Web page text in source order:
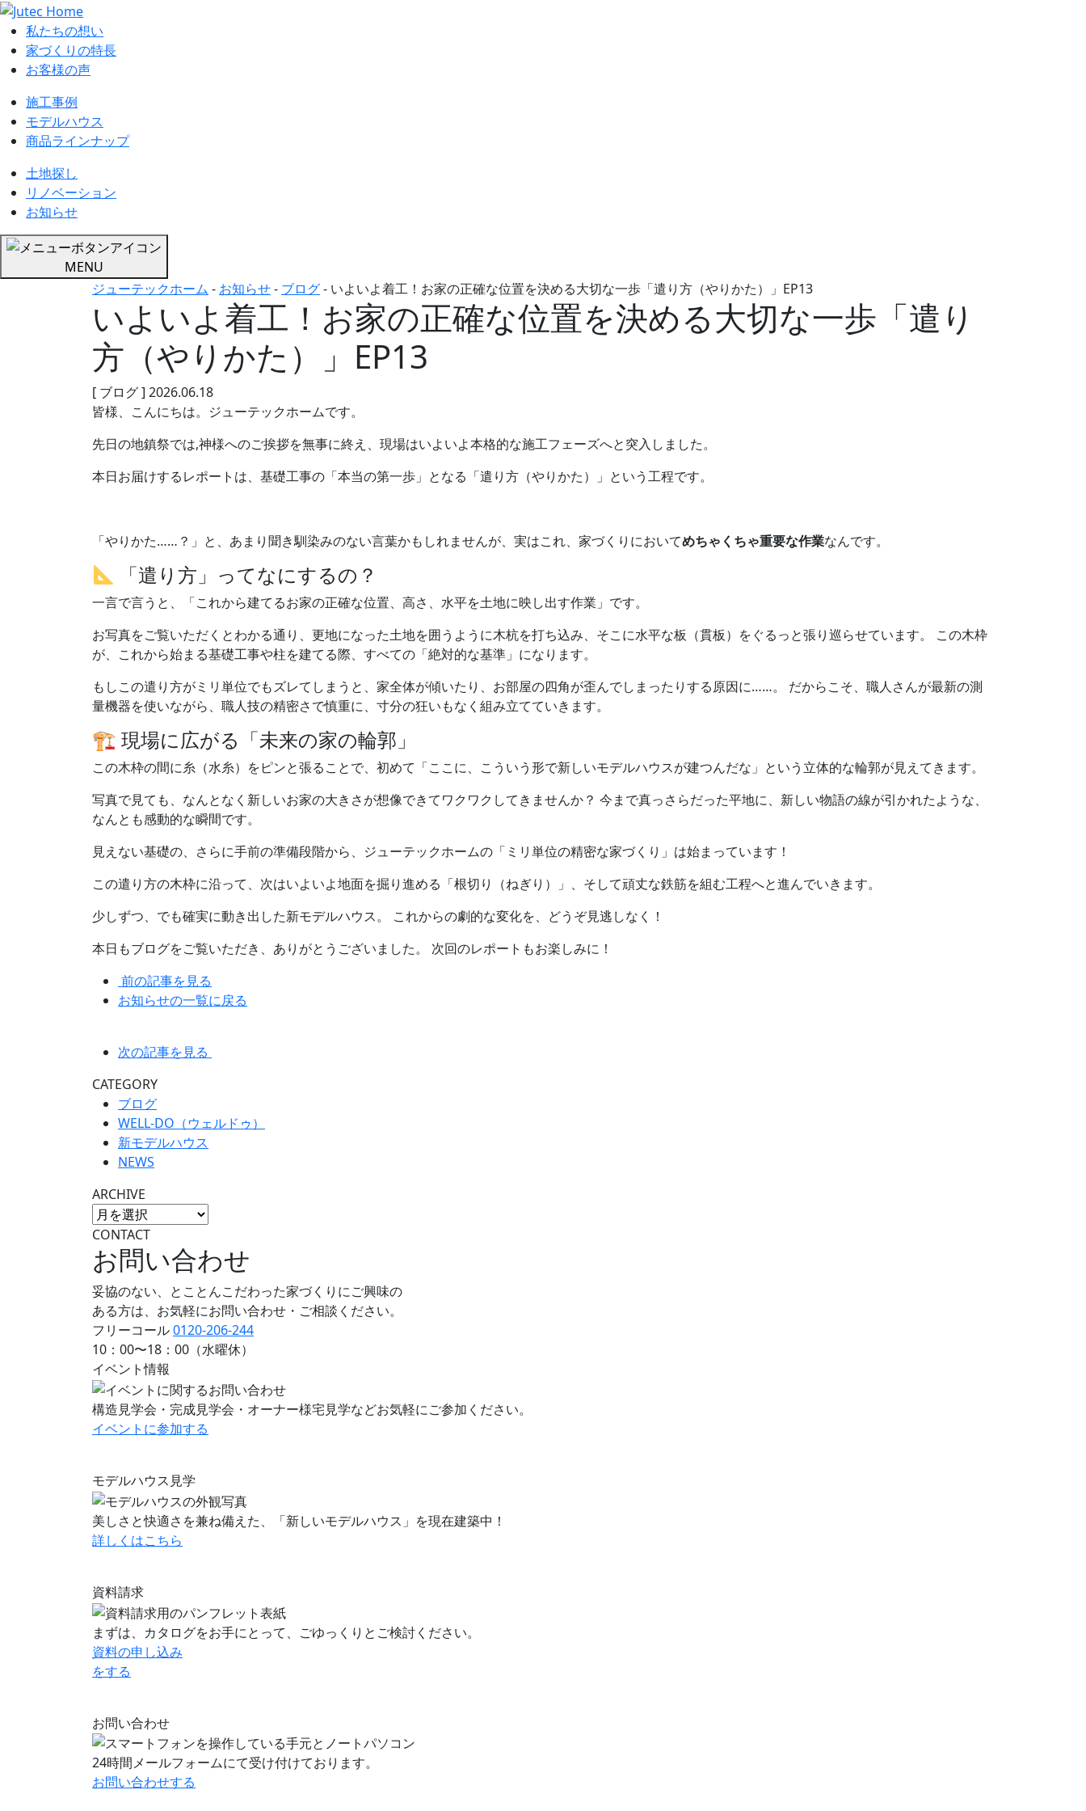
私たちの想い
家づくりの特長
お客様の声
施工事例
モデルハウス
商品ラインナップ
土地探し
リノベーション
お知らせ
MENU
ジューテックホーム - お知らせ- ブログ- いよいよ着工！お家の正確な位置を決める大切な一歩「遣り方（やりかた）」EP13
いよいよ着工！お家の正確な位置を決める大切な一歩「遣り
方（やりかた）」EP13
[ ブログ ] 2026.06.18
皆様、こんにちは。ジューテックホームです。
先日の地鎮祭では,神様へのご挨拶を無事に終え、現場はいよいよ本格的な施工フェーズへと突入しました。
本日お届けするレポートは、基礎工事の「本当の第一歩」となる「遣り方（やりかた）」という工程です。
「やりかた……？」と、あまり聞き馴染みのない言葉かもしれませんが、実はこれ、家づくりにおいてめちゃくちゃ重要な作業なんです。
「遣り方」ってなにするの？
一言で言うと、「これから建てるお家の正確な位置、高さ、水平を土地に映し出す作業」です。
お写真をご覧いただくとわかる通り、更地になった土地を囲うように木杭を打ち込み、そこに水平な板（貫板）をぐるっと張り巡らせています。 この木枠
が、これから始まる基礎工事や柱を建てる際、すべての「絶対的な基準」になります。
もしこの遣り方がミリ単位でもズレてしまうと、家全体が傾いたり、お部屋の四角が歪んでしまったりする原因に……。 だからこそ、職人さんが最新の測
量機器を使いながら、職人技の精密さで慎重に、寸分の狂いもなく組み立てていきます。
🏗 現場に広がる「未来の家の輪郭」
この木枠の間に糸（水糸）をピンと張ることで、初めて「ここに、こういう形で新しいモデルハウスが建つんだな」という立体的な輪郭が見えてきます。
写真で見ても、なんとなく新しいお家の大きさが想像できてワクワクしてきませんか？ 今まで真っさらだった平地に、新しい物語の線が引かれたような、
なんとも感動的な瞬間です。
見えない基礎の、さらに手前の準備段階から、ジューテックホームの「ミリ単位の精密な家づくり」は始まっています！
この遣り方の木枠に沿って、次はいよいよ地面を掘り進める「根切り（ねぎり）」、そして頑丈な鉄筋を組む工程へと進んでいきます。
少しずつ、でも確実に動き出した新モデルハウス。 これからの劇的な変化を、どうぞ見逃しなく！
本日もブログをご覧いただき、ありがとうございました。 次回のレポートもお楽しみに！
前の記事を見る
お知らせの一覧に戻る
次の記事を見る
CATEGORY
ブログ
WELL-DO（ウェルドゥ）
新モデルハウス
NEWS
ARCHIVE
CONTACT
お問い合わせ
妥協のない、とことんこだわった家づくりにご興味の
ある方は、お気軽にお問い合わせ・ご相談ください。
フリーコール0120-206-244
10：00〜18：00（水曜休）
イベント情報
構造見学会・完成見学会・オーナー様宅見学などお気軽にご参加ください。
イベントに参加する
モデルハウス見学
美しさと快適さを兼ね備えた、「新しいモデルハウス」を現在建築中！
詳しくはこちら
資料請求
まずは、カタログをお手にとって、ごゆっくりとご検討ください。
資料の申し込み
をする
お問い合わせ
24時間メールフォームにて受け付けております。
お問い合わせする